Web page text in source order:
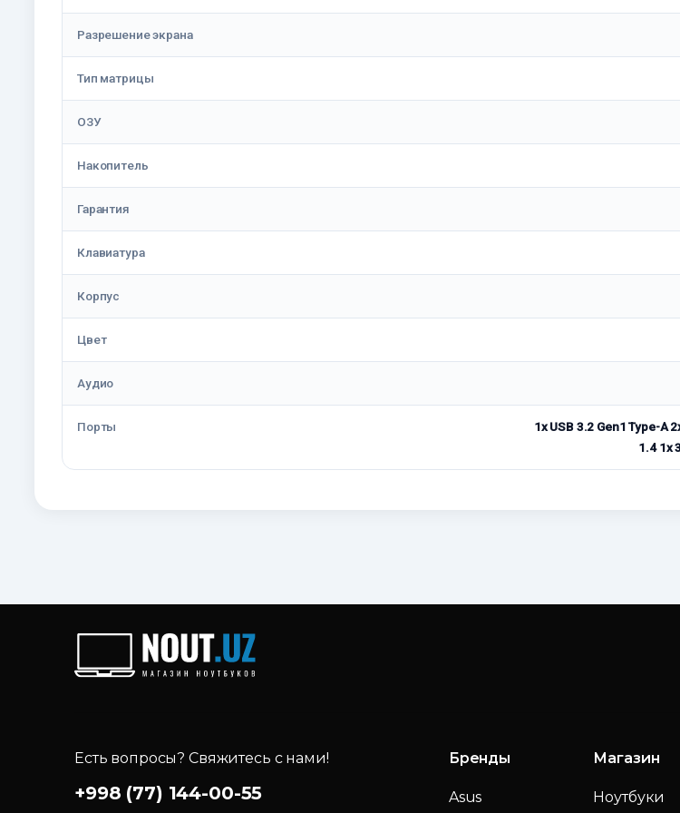
Разрешение экрана
Тип матрицы
ОЗУ
Накопитель
Гарантия
Клавиатура
Корпус
Цвет
Аудио
Порты
1x USB 3.2 Gen1 Type-A
1.4 1x
Есть вопросы? Свяжитесь с нами!
+998 (77) 144-00-55
Бренды
Asus
Магазин
Ноутбуки